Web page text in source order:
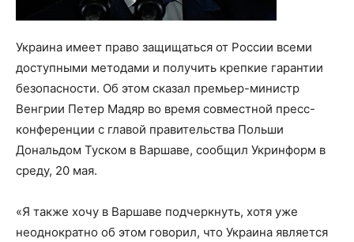
Украина имеет право защищаться от России всеми
доступными методами и получить крепкие гарантии
безопасности. Об этом сказал премьер-министр
Венгрии Петер Мадяр во время совместной пресс-
конференции с главой правительства Польши
Дональдом Туском в Варшаве, сообщил Укринформ в
среду, 20 мая.
«Я также хочу в Варшаве подчеркнуть, хотя уже
неоднократно об этом говорил, что Украина является